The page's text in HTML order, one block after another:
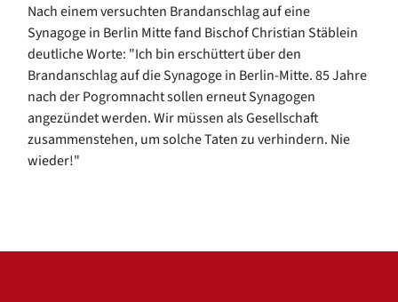
Nach einem versuchten Brandanschlag auf eine
Synagoge in Berlin Mitte fand Bischof Christian Stäblein
deutliche Worte: "Ich bin erschüttert über den
Brandanschlag auf die Synagoge in Berlin-Mitte. 85 Jahre
nach der Pogromnacht sollen erneut Synagogen
angezündet werden. Wir müssen als Gesellschaft
zusammenstehen, um solche Taten zu verhindern. Nie
wieder!"